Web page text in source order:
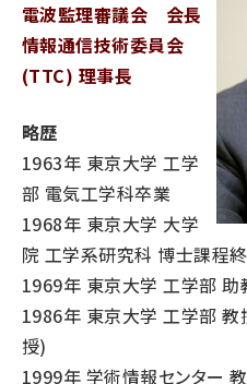
電波監理審議会 会長
情報通信技術委員会
(TTC) 理事長
略歴
1963年 東京大学 工学
部 電気工学科卒業
1968年 東京大学 大学
院 工学系研究科 博士課程
1969年 東京大学 工学部 助
1986年 東京大学 工学部
授)
1999年 学術情報センター